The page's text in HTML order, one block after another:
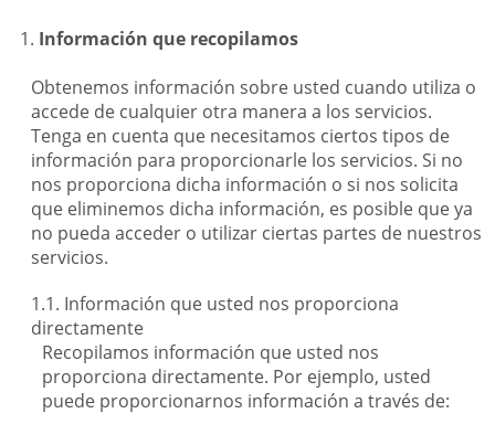
Información que recopilamos
Obtenemos información sobre usted cuando utiliza o
accede de cualquier otra manera a los servicios.
Tenga en cuenta que necesitamos ciertos tipos de
información para proporcionarle los servicios. Si no
nos proporciona dicha información o si nos solicita
que eliminemos dicha información, es posible que ya
no pueda acceder o utilizar ciertas partes de nuestros
servicios.
Información que usted nos proporciona
directamente
Recopilamos información que usted nos
proporciona directamente. Por ejemplo, usted
puede proporcionarnos información a través de: